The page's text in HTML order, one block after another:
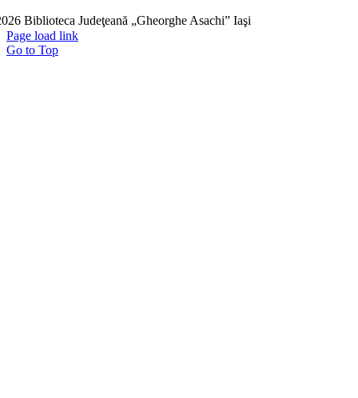
Biblioteca Judeţeană „Gheorghe Asachi” Iaşi
Page load link
Go to Top